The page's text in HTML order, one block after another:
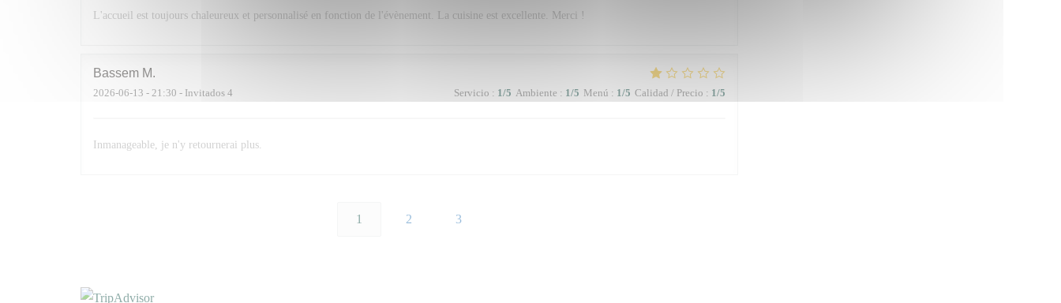
L'accueil est toujours chaleureux et personnalisé en fonction de l'évènement. La cuisine est excellente. Merci !
Bassem M
2026-06-13 - 21:30 - Invitados 4 Servicio : 1/5 Ambiente : 1/5 Menú : 1/5 Calidad / Precio : 1/5
Inmanageable, je n'y retournerai plus.
1 2 3